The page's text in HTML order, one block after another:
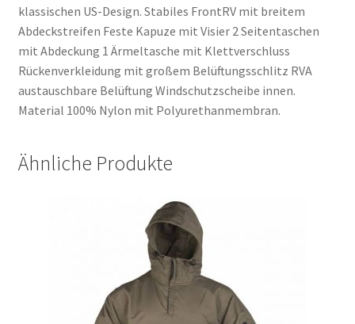
klassischen US-Design. Stabiles FrontRV mit breitem
Abdeckstreifen Feste Kapuze mit Visier 2 Seitentaschen
mit Abdeckung 1 Ärmeltasche mit Klettverschluss
Rückenverkleidung mit großem Belüftungsschlitz RVA
austauschbare Belüftung Windschutzscheibe innen.
Material 100% Nylon mit Polyurethanmembran.
Ähnliche Produkte